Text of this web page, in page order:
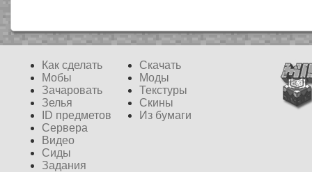
Как сделать
Мобы
Зачаровать
Зелья
ID предметов
Сервера
Видео
Сиды
Задания
Скачать
Моды
Текстуры
Скины
Из бумаги